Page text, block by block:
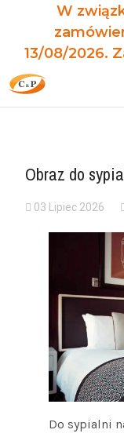
W
13/08/2026.
Obraz do
03 Lipiec 2026
Do sypialni